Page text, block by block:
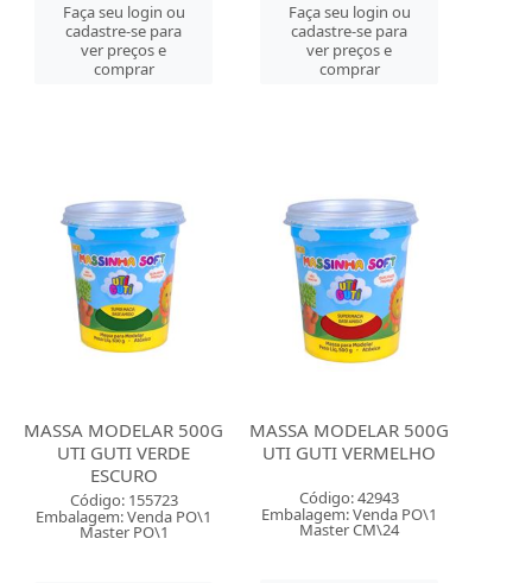
Faça seu login ou
cadastre-se para
ver preços e
comprar
Faça seu login ou
cadastre-se para
ver preços e
comprar
MASSA MODELAR 500G
UTI GUTI VERDE
ESCURO
Código: 155723
Embalagem: Venda PO\1
Master PO\1
MASSA MODELAR 500G
UTI GUTI VERMELHO
Código: 42943
Embalagem: Venda PO\1
Master CM\24